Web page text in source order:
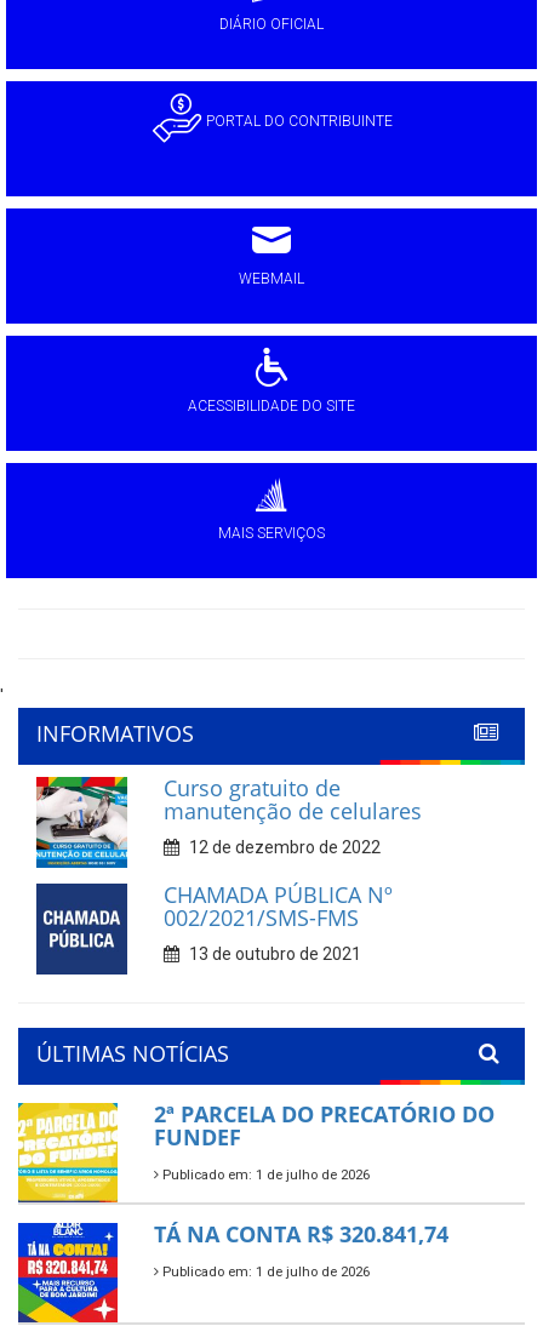
DIÁRIO OFICIAL
PORTAL DO CONTRIBUINTE
WEBMAIL
ACESSIBILIDADE DO SITE
MAIS SERVIÇOS
'
INFORMATIVOS
Curso gratuito de
manutenção de celulares
12 de dezembro de 2022
CHAMADA PÚBLICA Nº
002/2021/SMS-FMS
13 de outubro de 2021
ÚLTIMAS NOTÍCIAS
2ª PARCELA DO PRECATÓRIO DO
FUNDEF
Publicado em: 1 de julho de 2026
TÁ NA CONTA R$ 320.841,74
Publicado em: 1 de julho de 2026